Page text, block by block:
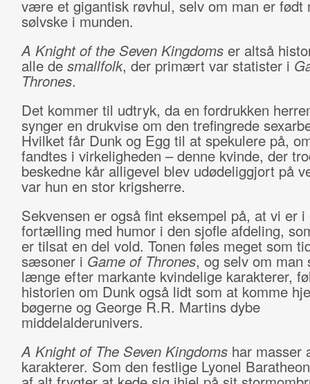
være et gigantisk røvhul, selv om man er født
sølvske i munden.
A Knight of the Seven Kingdomser altså
alle de smallfolk, der primært var statister i
Thrones.
Det kommer til udtryk, da en fordrukken
synger en drukvise om den trefingrede
Hvilket får Dunk og Egg til at spekulere på,
fandtes i virkeligheden – denne kvinde, der
beskedne kår alligevel blev udødeliggjort på
var hun en stor krigsherre.
Sekvensen er også fint eksempel på, at vi er i
fortælling med humor i den sjofle afdeling,
er tilsat en del vold. Tonen føles meget som
sæsoner i Game of Thrones, og selv om man
længe efter markante kvindelige karakterer,
historien om Dunk også lidt som at komme
bøgerne og George R.R. Martins dybe
middelalderunivers.
A Knight of The Seven Kingdoms har masser
karakterer. Som den festlige Lyonel